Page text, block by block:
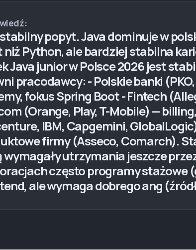
popyt. Java dominuje w
Python, ale bardziej stabilna
Java junior w Polsce 2026 jest
pracodawcy: - Polskie banki
fokus Spring Boot - Fintech
(Orange, Play, T-Mobile) —
IBM, Capgemini,
firmy (Asseco, Comarch).
wymagały utrzymania jeszcze
często programy stażowe
ale wymaga dobrego ang